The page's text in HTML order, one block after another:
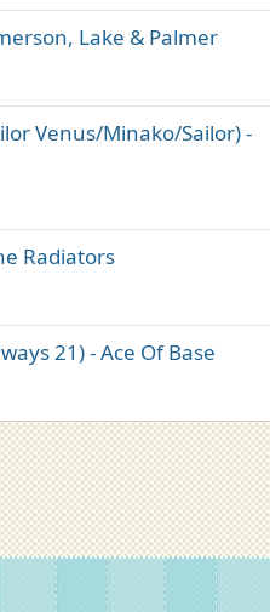
Lake & Palmer
Venus/Minako/Sailor) -
Radiators
21) - Ace Of Base